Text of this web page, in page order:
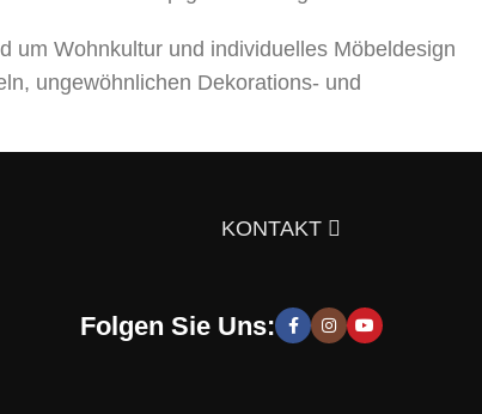
um Wohnkultur und individuelles Möbeldesign
ungewöhnlichen Dekorations- und
und stilvolle Lösungen, die Sie zur Schaffung
KONTAKT
Folgen Sie Uns: